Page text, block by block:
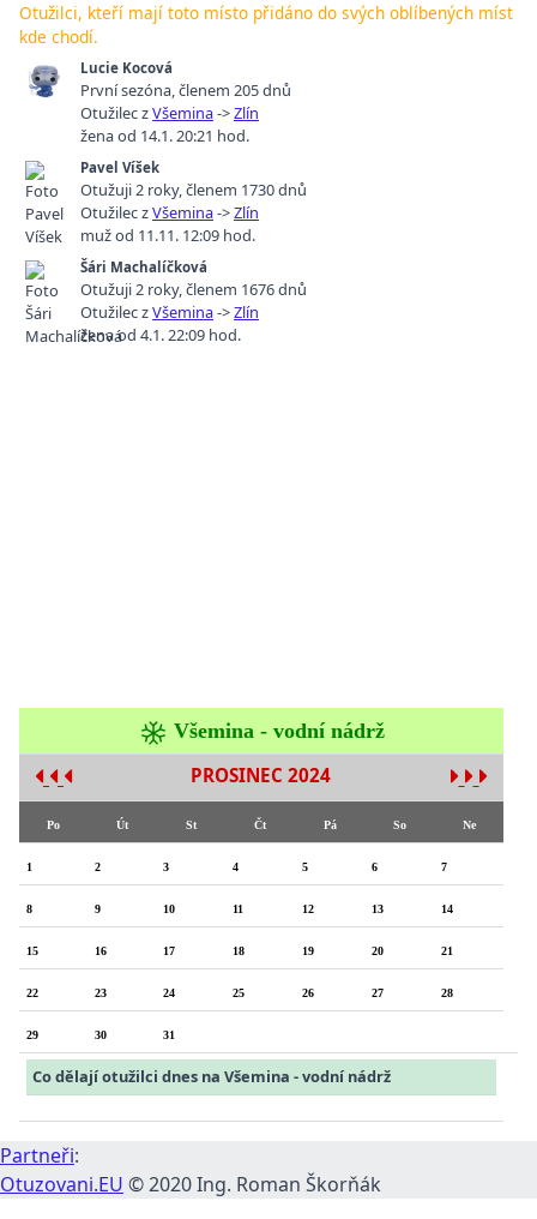
Otužilci, kteří mají toto místo přidáno do svých oblíbených míst
kde chodí.
Lucie Kocová
První sezóna,členem 205 dnů
Otužilec zVšemina->Zlín
žena od 14.1. 20:21 hod.
Pavel Víšek
Otužuji 2 roky,členem 1730 dnů
Otužilec zVšemina->Zlín
muž od 11.11. 12:09 hod.
Šári Machalíčková
Otužuji 2 roky,členem 1676 dnů
Otužilec zVšemina->Zlín
žena od 4.1. 22:09 hod.
Všemina - vodní nádrž
PROSINEC 2024
Po Út St Čt Pá So Ne
1 2 3 4 5 6 7
8 9 10 11 12 13 14
15 16 17 18 19 20 21
22 23 24 25 26 27 28
29 30 31
Co dělají otužilci dnes na Všemina - vodní nádrž
Partneři:
Otuzovani.EU © 2020 Ing. Roman Škorňák